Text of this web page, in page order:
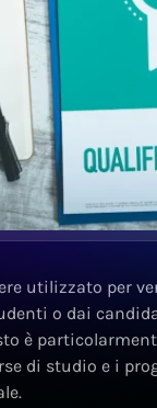
utilizzato per
o dai
è
di studio e i